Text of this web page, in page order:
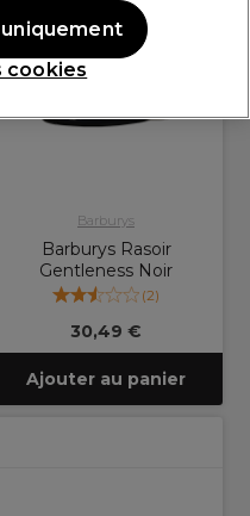
Barburys
Barburys Rasoir
Gentleness Noir
(2)
30,49 €
Ajouter au panier
cookies